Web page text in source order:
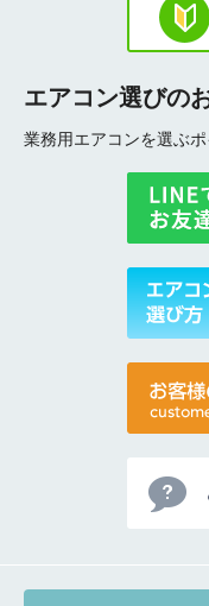
エアコン選びの
業務用エアコンを選ぶ